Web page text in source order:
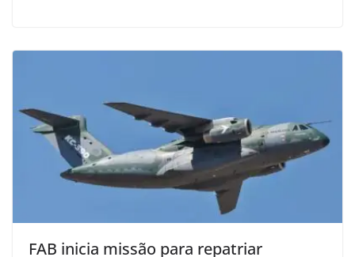
FAB inicia missão para repatriar